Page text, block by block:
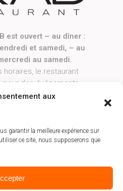
aux
garantir la meilleure expérience sur
ce site, nous supposerons que
est ouvert – au dîner :
et samedi, – au
au samedi.
horaires, le restaurant
des événements
sur demande.
13 août.